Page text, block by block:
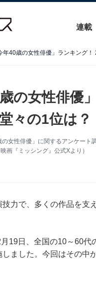
連載
年40歳の女性俳優」ランキング
の女性俳優
々の1位は？
女性俳優」に関するアンケー
画『ミッシング』公式Xより）
力で、多くの作品を支
19日、全国の10～60
ました。今回はその中